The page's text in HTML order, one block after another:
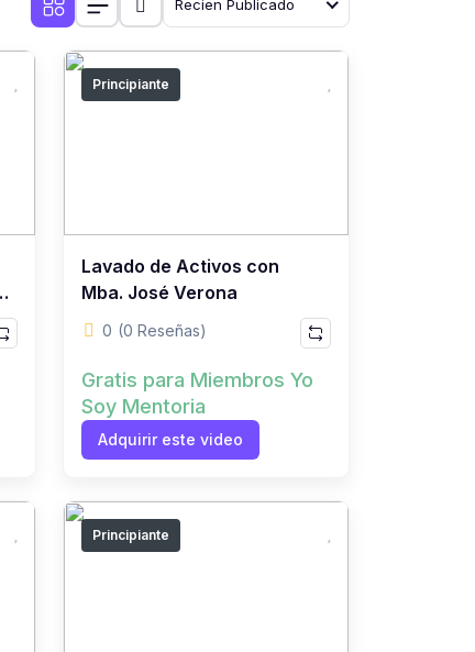
Recien Publicado
Principiante
Lavado de Activos con
Mba. José Verona
0 (0 Reseñas)
Gratis para Miembros Yo
Soy Mentoria
Adquirir este video
Principiante